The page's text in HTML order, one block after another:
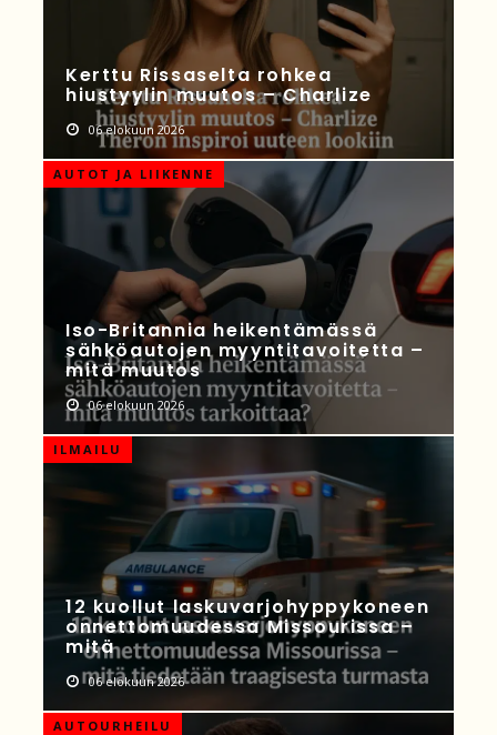
Kerttu Rissaselta rohkea
hiustyylin muutos – Charlize
06 elokuun 2026
AUTOT JA LIIKENNE
Iso-Britannia heikentämässä
sähköautojen myyntitavoitetta –
mitä muutos
06 elokuun 2026
ILMAILU
12 kuollut laskuvarjohyppykoneen
onnettomuudessa Missourissa –
mitä
06 elokuun 2026
AUTOURHEILU